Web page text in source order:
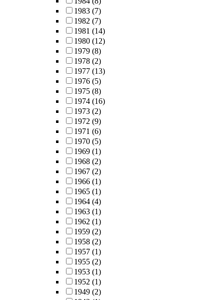
1983 (7)
1982 (7)
1981 (14)
1980 (12)
1979 (8)
1978 (2)
1977 (13)
1976 (5)
1975 (8)
1974 (16)
1973 (2)
1972 (9)
1971 (6)
1970 (5)
1969 (1)
1968 (2)
1967 (2)
1966 (1)
1965 (1)
1964 (4)
1963 (1)
1962 (1)
1959 (2)
1958 (2)
1957 (1)
1955 (2)
1953 (1)
1952 (1)
1949 (2)